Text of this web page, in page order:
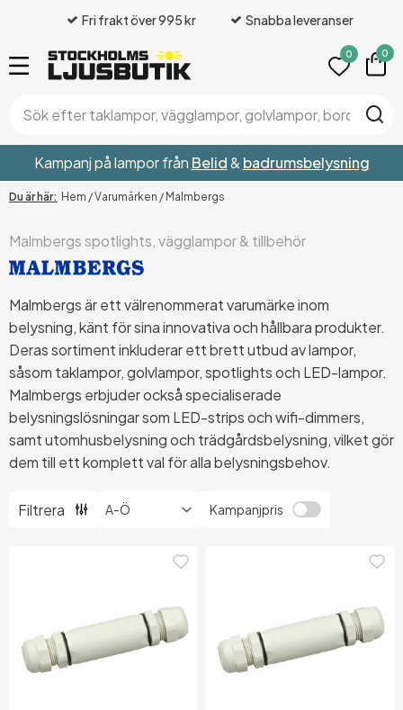
Fri frakt över 995 kr Snabba leveranser
0 0
Kampanj på lampor från Belid& badrumsbelysning
Hem /Varumärken / Malmbergs
Malmbergs spotlights, vägglampor & tillbehör
Malmbergs är ett välrenommerat varumärke inom
belysning, känt för sina innovativa och hållbara produkter.
Deras sortiment inkluderar ett brett utbud av lampor,
såsom taklampor, golvlampor, spotlights och LED-lampor.
Malmbergs erbjuder också specialiserade
belysningslösningar som LED-strips och wifi-dimmers,
samt utomhusbelysning och trädgårdsbelysning, vilket gör
dem till ett komplett val för alla belysningsbehov.
Filtrera Kampanjpris